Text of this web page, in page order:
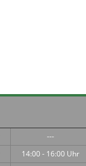
---
14:00 - 16:00 Uhr